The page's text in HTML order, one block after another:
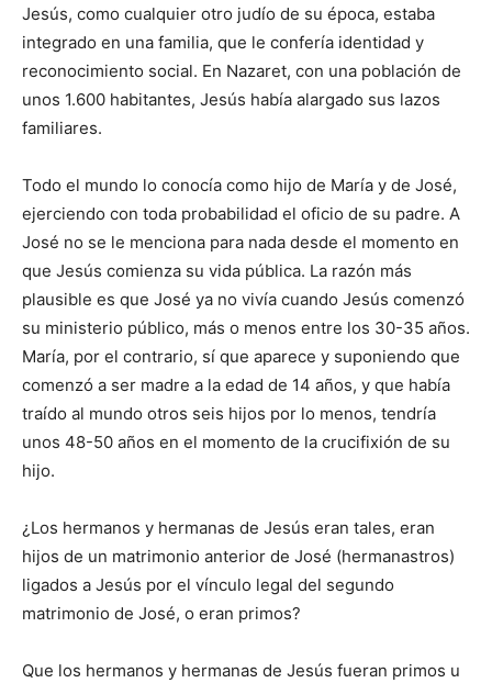
Jesús, como cualquier otro judío de su época, estaba
integrado en una familia, que le confería identidad y
reconocimiento social. En Nazaret, con una población de
unos 1.600 habitantes, Jesús había alargado sus lazos
familiares.
Todo el mundo lo conocía como hijo de María y de José,
ejerciendo con toda probabilidad el oficio de su padre. A
José no se le menciona para nada desde el momento en
que Jesús comienza su vida pública. La razón más
plausible es que José ya no vivía cuando Jesús comenzó
su ministerio público, más o menos entre los 30-35 años.
María, por el contrario, sí que aparece y suponiendo que
comenzó a ser madre a la edad de 14 años, y que había
traído al mundo otros seis hijos por lo menos, tendría
unos 48-50 años en el momento de la crucifixión de su
hijo.
¿Los hermanos y hermanas de Jesús eran tales, eran
hijos de un matrimonio anterior de José (hermanastros)
ligados a Jesús por el vínculo legal del segundo
matrimonio de José, o eran primos?
Que los hermanos y hermanas de Jesús fueran primos u